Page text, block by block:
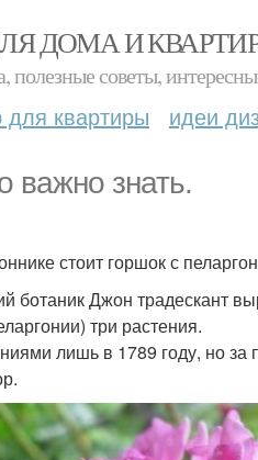
ДОМА И
советы,
для квартиры идеи
важно знать.
стоит горшок с
ботаник Джон традескант
три растения.
лишь в 1789 году, но